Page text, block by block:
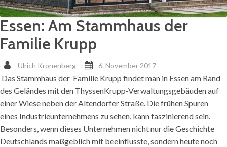
Essen: Am Stammhaus der
Familie Krupp
Ulrich Kronenberg 6. November 2017
Das Stammhaus der Familie Krupp findet man in Essen am Rand
des Geländes mit den ThyssenKrupp-Verwaltungsgebäuden auf
einer Wiese neben der Altendorfer Straße. Die frühen Spuren
eines Industrieunternehmens zu sehen, kann faszinierend sein.
Besonders, wenn dieses Unternehmen nicht nur die Geschichte
Deutschlands maßgeblich mit beeinflusste, sondern heute noch